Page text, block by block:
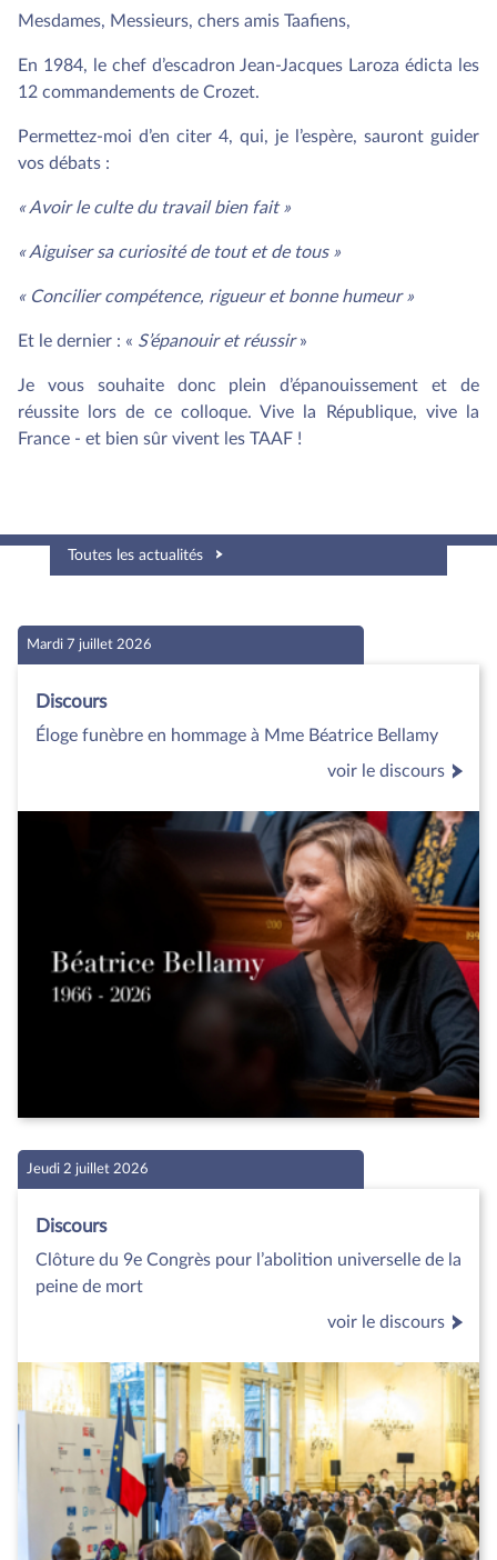
Mesdames, Messieurs, chers amis Taafiens,
En 1984, le chef d’escadron Jean-Jacques Laroza édicta les
12 commandements de Crozet.
Permettez-moi d’en citer 4, qui, je l’espère, sauront guider
vos débats :
« Avoir le culte du travail bien fait »
« Aiguiser sa curiosité de tout et de tous »
« Concilier compétence, rigueur et bonne humeur »
Et le dernier : « S’épanouir et réussir»
Je vous souhaite donc plein d’épanouissement et de
réussite lors de ce colloque. Vive la République, vive la
France - et bien sûr vivent les TAAF !
Toutes les actualités
Mardi 7 juillet 2026
Discours
Éloge funèbre en hommage à Mme Béatrice Bellamy
voir le discours
Jeudi 2 juillet 2026
Discours
Clôture du 9e Congrès pour l’abolition universelle de la
peine de mort
voir le discours